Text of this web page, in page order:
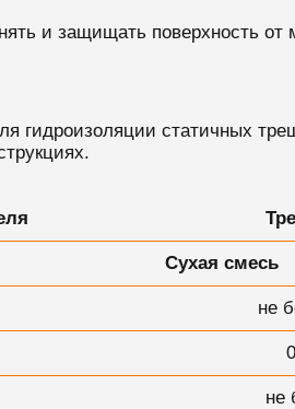
и защищать поверхность от
гидроизоляции статичных
Сухая смесь
не
не